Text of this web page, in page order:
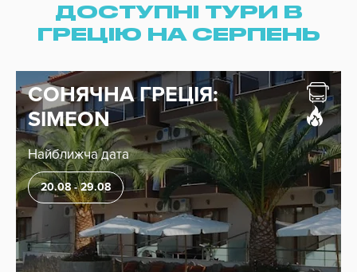
Свята
Місяць
Сезон
ДОСТУПНІ ТУРИ В
ГРЕЦІЮ НА СЕРПЕНЬ
СОНЯЧНА ГРЕЦІЯ:
SIMEON
Найближча дата
20.08 - 29.08